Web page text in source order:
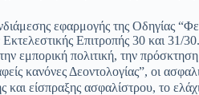
εφαρμογής της Οδηγίας
Επιτροπής 30 και 31/
εμπορική πολιτική, την
κανόνες Δεοντολογίας”, οι
και είσπραξης ασφαλίστρου, το